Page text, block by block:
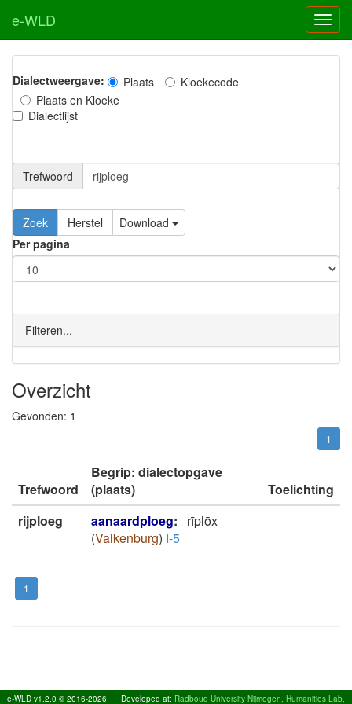
e-WLD
Dialectweergave: Plaats
Kloekecode
Plaats en Kloeke
Dialectlijst
Trefwoord
Download
Per pagina
Filteren...
Overzicht
Gevonden: 1
1
Trefwoord
Begrip: dialectopgave
(plaats)
Toelichting
rijploeg
aanaardploeg:
rīplōx
(Valkenburg) I-5
1
e-WLD v1.2.0 © 2016-2026 Developed at: Radboud University Nijmegen, Humanities Lab,